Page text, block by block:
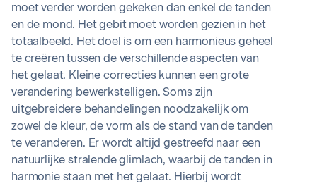
moet verder worden gekeken dan enkel de tanden
en de mond. Het gebit moet worden gezien in het
totaalbeeld. Het doel is om een harmonieus geheel
te creëren tussen de verschillende aspecten van
het gelaat. Kleine correcties kunnen een grote
verandering bewerkstelligen. Soms zijn
uitgebreidere behandelingen noodzakelijk om
zowel de kleur, de vorm als de stand van de tanden
te veranderen. Er wordt altijd gestreefd naar een
natuurlijke stralende glimlach, waarbij de tanden in
harmonie staan met het gelaat. Hierbij wordt